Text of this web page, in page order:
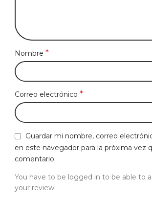
Nombre *
Correo electrónico *
Guardar mi nombre, correo
en este navegador para la próxima vez
comentario.
You have to be logged in to be able to
your review.